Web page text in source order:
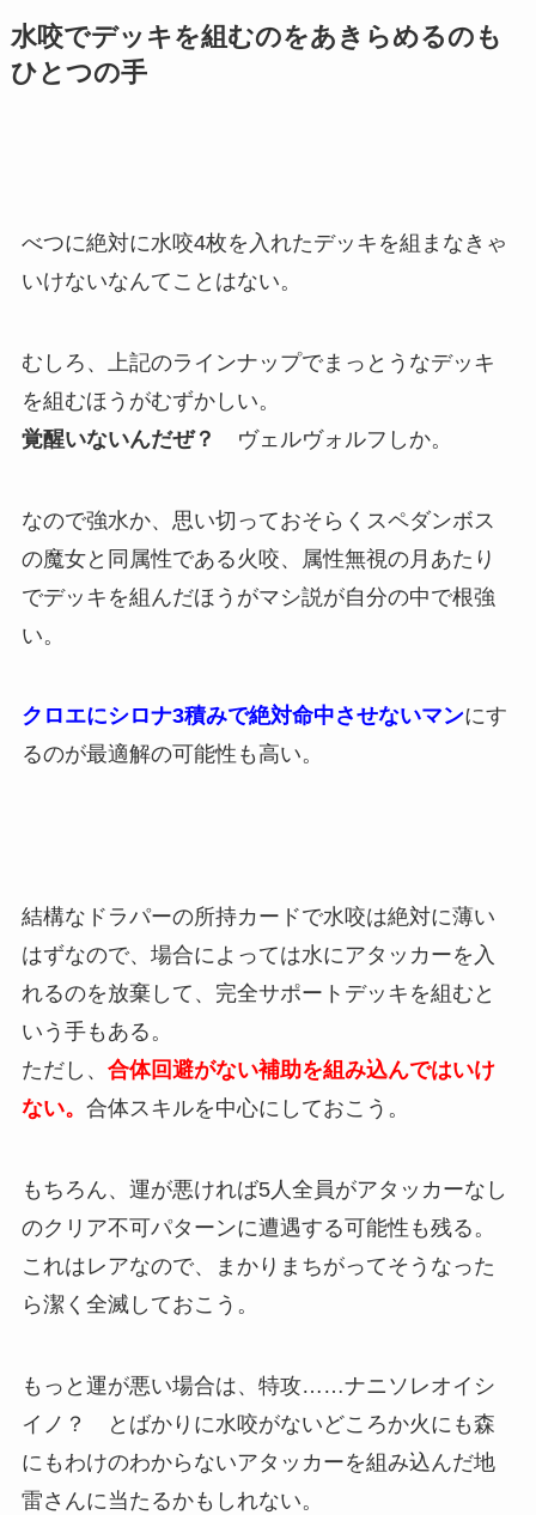
水咬でデッキを組むのをあきらめるのも
ひとつの手
べつに絶対に水咬4枚を入れたデッキを組まなきゃ
いけないなんてことはない。
むしろ、上記のラインナップでまっとうなデッキ
を組むほうがむずかしい。
覚醒いないんだぜ？
ヴェルヴォルフしか。
なので強水か、思い切っておそらくスペダンボス
の魔女と同属性である火咬、属性無視の月あたり
でデッキを組んだほうがマシ説が自分の中で根強
い。
クロエにシロナ3積みで絶対命中させないマンにす
るのが最適解の可能性も高い。
結構なドラパーの所持カードで水咬は絶対に薄い
はずなので、場合によっては水にアタッカーを入
れるのを放棄して、完全サポートデッキを組むと
いう手もある。
ただし、 合体回避がない補助を組み込んではいけ
ない。 合体スキルを中心にしておこう。
もちろん、運が悪ければ5人全員がアタッカーなし
のクリア不可パターンに遭遇する可能性も残る。
これはレアなので、まかりまちがってそうなった
ら潔く全滅しておこう。
もっと運が悪い場合は、特攻……ナニソレオイシ
イノ？ とばかりに水咬がないどころか火にも森
にもわけのわからないアタッカーを組み込んだ地
雷さんに当たるかもしれない。